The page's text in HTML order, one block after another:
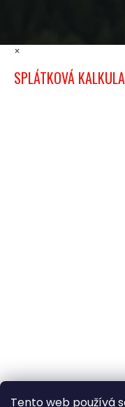
Tento web používá
×
SPLÁTKOVÁ